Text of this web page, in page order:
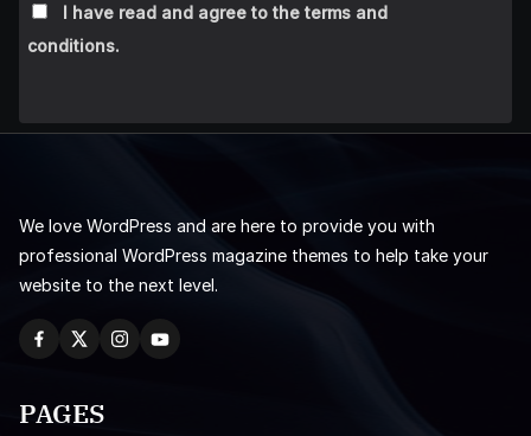
I have read and agree to the terms and
conditions.
We love WordPress and are here to provide you with
professional WordPress magazine themes to help take your
website to the next level.
PAGES